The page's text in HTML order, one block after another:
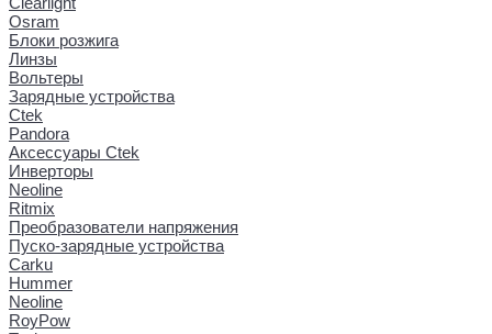
Osram
Блоки розжига
Линзы
Вольтеры
Зарядные устройства
Ctek
Pandora
Аксессуары Ctek
Инверторы
Neoline
Ritmix
Преобразователи напряжения
Пуско-зарядные устройства
Carku
Hummer
Neoline
RoyPow